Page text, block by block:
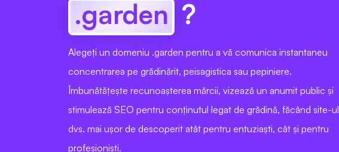
.garden ?
Alegeți un domeniu .garden pentru a vă comunica instantaneu
concentrarea pe grădinărit, peisagistica sau pepiniere.
Îmbunătățește recunoașterea mărcii, vizează un anumit public și
stimulează SEO pentru conținutul legat de grădină, făcând site-ul
dvs. mai ușor de descoperit atât pentru entuziaști, cât și pentru
profesioniști.